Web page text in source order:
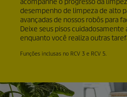
acompanhe o progresso da
desempenho de limpeza de alto
avançadas de nossos robôs para
Deixe seus pisos cuidadosamente
enquanto você realiza outras
Funções inclusas no RCV 3 e RCV 5.